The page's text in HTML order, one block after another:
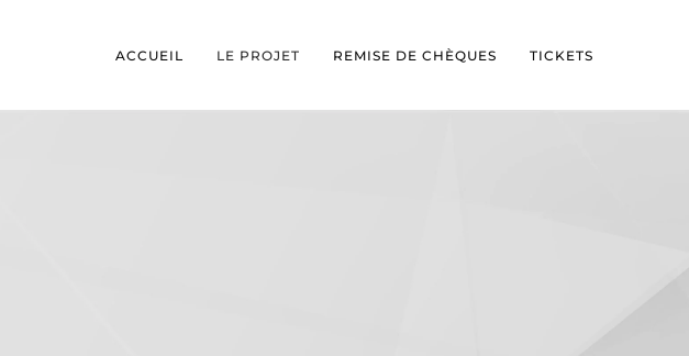
ACCUEIL LE PROJET REMISE DE CHÈQUES TICKETS